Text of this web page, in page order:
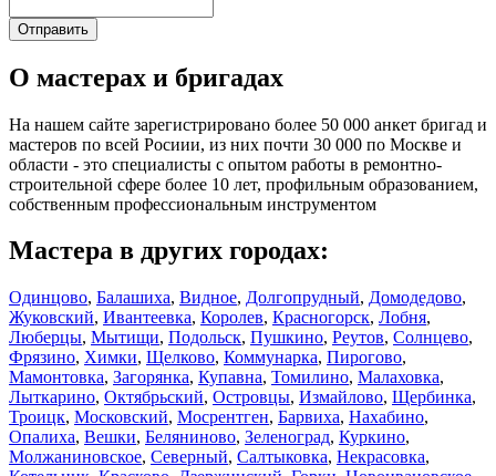
О мастерах и бригадах
На нашем сайте зарегистрировано более 50 000 анкет бригад и
мастеров по всей Росиии, из них почти 30 000 по Москве и
области - это специалисты с опытом работы в ремонтно-
строительной сфере более 10 лет, профильным образованием,
собственным профессиональным инструментом
Мастера в других городах:
Одинцово, Балашиха, Видное, Долгопрудный, Домодедово,
Жуковский, Ивантеевка, Королев, Красногорск, Лобня,
Люберцы, Мытищи, Подольск, Пушкино, Реутов, Солнцево,
Фрязино, Химки, Щелково, Коммунарка, Пирогово,
Мамонтовка, Загорянка, Купавна, Томилино, Малаховка,
Лыткарино, Октябрьский, Островцы, Измайлово, Щербинка,
Троицк, Московский, Мосрентген, Барвиха, Нахабино,
Опалиха, Вешки, Беляниново, Зеленоград, Куркино,
Молжаниновское, Северный, Салтыковка, Некрасовка,